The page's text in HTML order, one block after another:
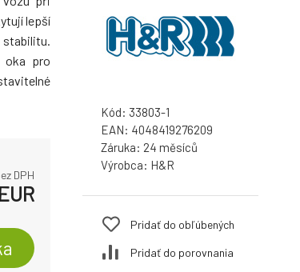
lepší
oka pro
DPH
EUR
Kód: 33803-1
EAN: 4048419276209
Záruka: 24
Výrobca: H&R
Pridať do obľúbených
Pridať do porovnania